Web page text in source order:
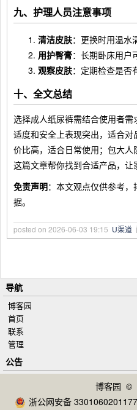
九、护理人员注意事项
清洁皮肤：更换时用温水
用护臀膏：长期卧床用户
观察皮肤：定期检查是否
十、全文总结
选择成人纸尿裤需结合使用者
适度和安全上表现突出，适合
价比高，适合日常使用；包大
这篇文章帮你找到合适产品，让
免责声明：本文观点仅供参考
据。
posted on 2026-06-03 19:15 U渠道
导航
博客园
首页
联系
管理
公告
博客园 ©
浙公网安备